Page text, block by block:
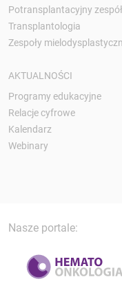
Potransplantacyjny
Transplantologia
Zespoły
AKTUALNOŚCI
Programy edukacyjne
Relacje cyfrowe
Kalendarz
Webinary
Nasze portale: